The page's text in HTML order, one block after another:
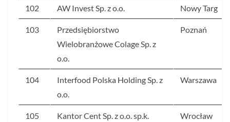
102 AW Invest Sp. z o.o. Nowy Targ
103
Przedsiębiorstwo
Wielobranżowe Colage Sp. z
o.o.
Poznań
104
Interfood Polska Holding Sp. z
o.o.
Warszawa
105 Kantor Cent Sp. z o.o. sp.k. Wrocław